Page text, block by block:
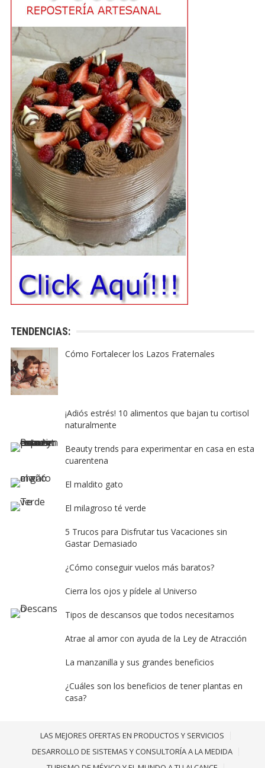
TENDENCIAS:
Cómo Fortalecer los Lazos Fraternales
¡Adiós estrés! 10 alimentos que bajan tu cortisol
naturalmente
Beauty trends para experimentar en casa en esta
cuarentena
El maldito gato
El milagroso té verde
5 Trucos para Disfrutar tus Vacaciones sin
Gastar Demasiado
¿Cómo conseguir vuelos más baratos?
Cierra los ojos y pídele al Universo
Tipos de descansos que todos necesitamos
Atrae al amor con ayuda de la Ley de Atracción
La manzanilla y sus grandes beneficios
¿Cuáles son los beneficios de tener plantas en
casa?
LAS MEJORES OFERTAS EN PRODUCTOS Y SERVICIOS
DESARROLLO DE SISTEMAS Y CONSULTORÍA A LA MEDIDA